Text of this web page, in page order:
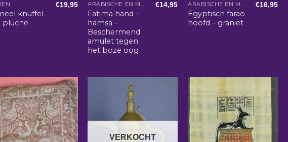
knuffel
pluche
€19,95 ARABISCHE EN MAROKKAANSE WOONACCESSOIRES
Fatima hand –
hamsa –
Beschermend
amulet tegen
het boze oog
€14,95 ARABISCHE EN MAROKKAANSE WOONACCESSOIRES
Egyptisch farao
hoofd – graniet
€16,95
VERKOCHT